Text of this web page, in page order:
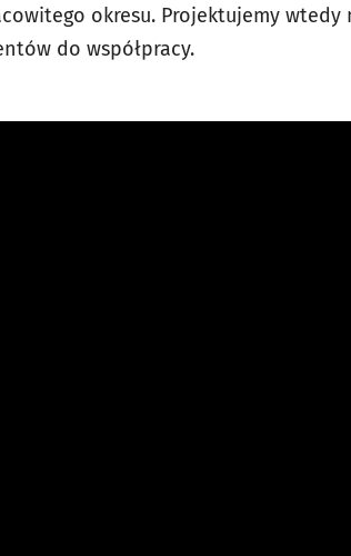
okresu. Projektujemy
do współpracy.